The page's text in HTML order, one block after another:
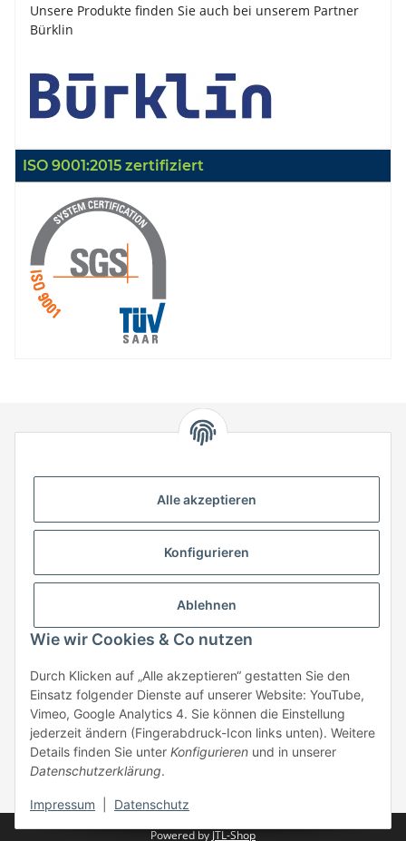
Unsere Produkte finden Sie auch bei unserem Partner
Bürklin
ISO 9001:2015 zertifiziert
74538 Rosengarten-Uttenhofen
Telefon: +49 (0) 7907 943 690
Fax: +49 (0) 7907 942 0222
Mail:info@hstronic-gmbh.de
Beratung:+49 (0) 7907 943690
Anfragen oder Muster anfordern:
info@hstronic-gmbh.de
* Alle Preise zzgl. gesetzlicher USt., zzgl.
Powered by JTL-Shop
Alle akzeptieren
Konfigurieren
Ablehnen
Wie wir Cookies & Co nutzen
Durch Klicken auf „Alle akzeptieren“ gestatten Sie den
Einsatz folgender Dienste auf unserer Website: YouTube,
Vimeo, Google Analytics 4. Sie können die Einstellung
jederzeit ändern (Fingerabdruck-Icon links unten). Weitere
Details finden Sie unter Konfigurieren und in unserer
Datenschutzerklärung.
Impressum Datenschutz